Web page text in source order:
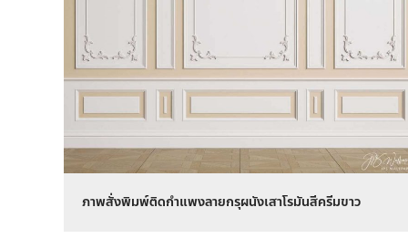
ภาพสั่งพิมพ์ติดกำแพงลายกรุผนังเสาโรมันสีครีมขาว